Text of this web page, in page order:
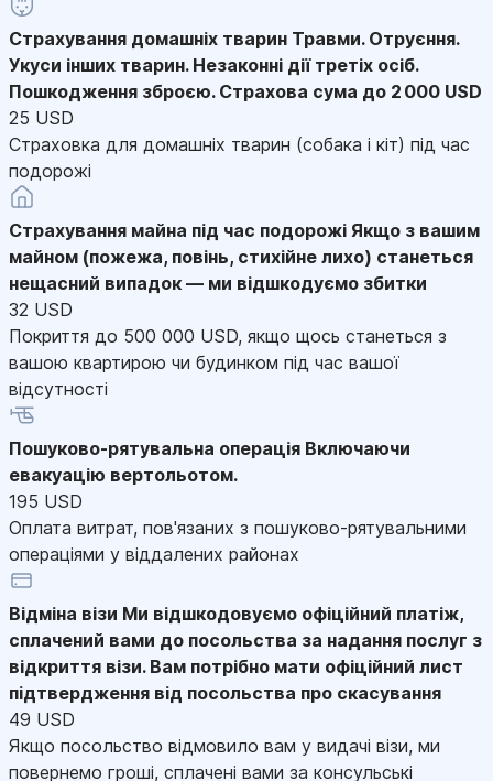
Страхування домашніх тварин Травми. Отруєння.
Укуси інших тварин. Незаконні дії третіх осіб.
Пошкодження зброєю. Страхова сума до 2 000 USD
25 USD
Страховка для домашніх тварин (собака і кіт) під час
подорожі
Страхування майна під час подорожі Якщо з вашим
майном (пожежа, повінь, стихійне лихо) станеться
нещасний випадок — ми відшкодуємо збитки
32 USD
Покриття до 500 000 USD, якщо щось станеться з
вашою квартирою чи будинком під час вашої
відсутності
Пошуково-рятувальна операція Включаючи
евакуацію вертольотом.
195 USD
Оплата витрат, пов'язаних з пошуково-рятувальними
операціями у віддалених районах
Відміна візи Ми відшкодовуємо офіційний платіж,
сплачений вами до посольства за надання послуг з
відкриття візи. Вам потрібно мати офіційний лист
підтвердження від посольства про скасування
49 USD
Якщо посольство відмовило вам у видачі візи, ми
повернемо гроші, сплачені вами за консульські